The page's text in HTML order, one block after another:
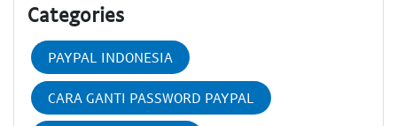
Categories
PAYPAL INDONESIA
CARA GANTI PASSWORD PAYPAL